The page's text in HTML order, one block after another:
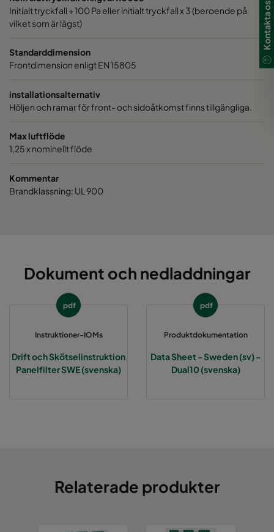
Initialt tryckfall + 100 Pa eller initialt tryckfall x 3 (beroende på
vilket som är lägst)
Standarddimension
Frontdimension enligt EN 15805
installationsalternativ
Höljen och ramar för front- och sidoåtkomst finns tillgängliga.
Max luftflöde
1,25 x nominellt flöde
Kommentar
Brandklassning: UL 900
Dokument och nedladdningar
pdf
Instruktioner-IOMs
Drift och Skötselinstruktion
Panelfilter SWE (svenska)
pdf
Produktdokumentation
Data Sheet - Sweden (sv) -
Dual10 (svenska)
Relaterade produkter
Kontakta oss